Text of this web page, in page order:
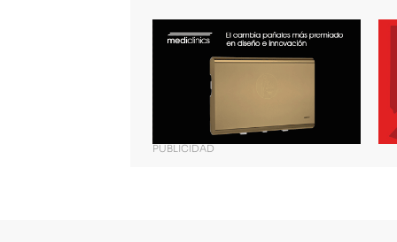
PUBLICIDAD